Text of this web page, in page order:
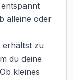
alleine oder
zu
du deine
kleines